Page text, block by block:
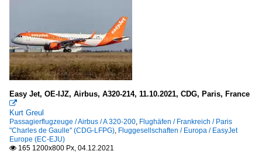
Easy Jet, OE-IJZ, Airbus, A320-214, 11.10.2021, CDG, Paris, France

Kurt Greul
Passagierflugzeuge / Airbus / A 320-200, Flughäfen / Frankreich / Paris
"Charles de Gaulle" (CDG-LFPG), Fluggesellschaften / Europa / EasyJet
Europe (EC-EJU)
 165 1200x800 Px, 04.12.2021